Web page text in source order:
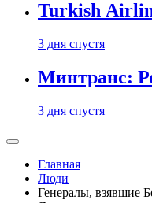
Turkish
3 дня спустя
Минтранс:
3 дня спустя
Главная
Люди
Генералы, взявшие